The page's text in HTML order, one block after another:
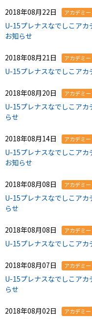
2018年08月22日 アカデミー
U-15プレナスなでしこア
お知らせ
2018年08月21日 アカデミー
U-15プレナスなでしこア
2018年08月20日 アカデミー
U-15プレナスなでしこア
らせ
2018年08月14日 アカデミー
U-15プレナスなでしこア
お知らせ
2018年08月08日 アカデミー
U-15プレナスなでしこア
らせ
2018年08月08日 アカデミー
U-15プレナスなでしこア
2018年08月07日 アカデミー
U-15プレナスなでしこア
らせ
2018年08月02日 アカデミー